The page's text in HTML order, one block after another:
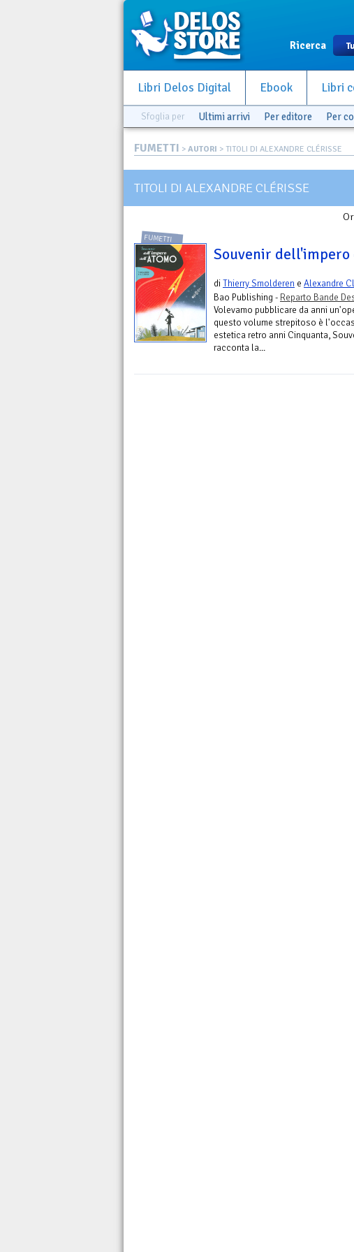
Ricerca
Libri Delos Digital Ebook Libri
Sfoglia per Ultimi arrivi Per editore Per
FUMETTI > AUTORI > TITOLI DI ALEXANDRE CLÉRISSE
TITOLI DI ALEXANDRE CLÉRISSE
FUMETTI
Souvenir
diThierry Smolderen e Alexandre
Bao Publishing - Reparto Bande
Volevamo pubblicare da anni
questo volume strepitoso è
estetica retro anni Cinquanta,
racconta la...